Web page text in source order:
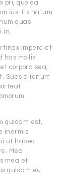
pri, quo ea
ius. Ex natum
quas
in.
imperdiet
has mollis
corpora sea,
Suas alienum
quidam est,
inermis
ut habeo
Mea
mea et.
quidam eu